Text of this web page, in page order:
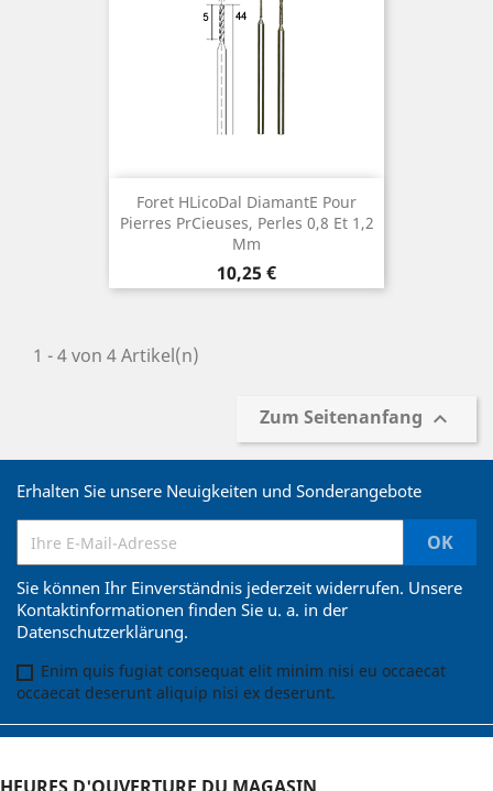
Foret Hlicodal Diamante Pour
Pierres Prcieuses, Perles 0,8 Et 1,2
Mm
Preis
10,25 €
1 - 4 von 4 Artikel(n)
Zum Seitenanfang 
Erhalten Sie unsere Neuigkeiten und Sonderangebote
Sie können Ihr Einverständnis jederzeit widerrufen. Unsere
Kontaktinformationen finden Sie u. a. in der
Datenschutzerklärung.
Enim quis fugiat consequat elit minim nisi eu occaecat
occaecat deserunt aliquip nisi ex deserunt.